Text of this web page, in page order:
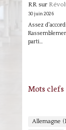
RR sur
30 juin 2026
Assez
parti…
Mots clefs
Allemagne